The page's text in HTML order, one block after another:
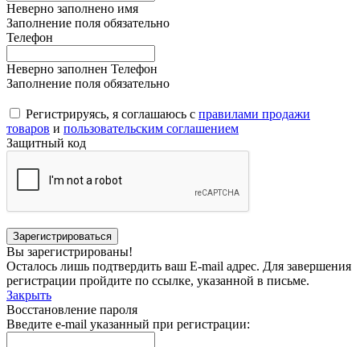
Неверно заполнено имя
Заполнение поля обязательно
Телефон
Неверно заполнен Телефон
Заполнение поля обязательно
Регистрируясь, я соглашаюсь с правилами продажи
товаров и пользовательским соглашением
Защитный код
Вы зарегистрированы!
Осталось лишь подтвердить ваш E-mail адрес. Для завершения
регистрации пройдите по ссылке, указанной в письме.
Закрыть
Восстановление пароля
Введите e-mail указанный при регистрации: